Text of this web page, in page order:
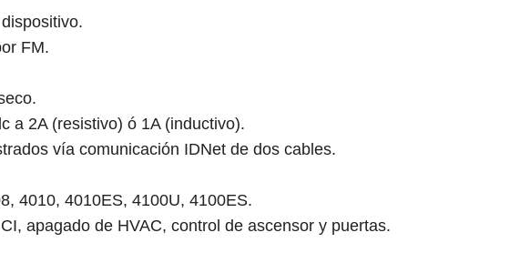
FM.
a 2A (resistivo) ó 1A (inductivo).
vía comunicación IDNet de dos cables.
4010, 4010ES, 4100U, 4100ES.
apagado de HVAC, control de ascensor y puertas.